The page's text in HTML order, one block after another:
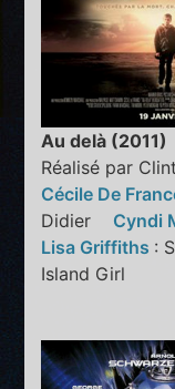
Au delà (2011)
Réalisé par
Cécile De
Didier Cyndi
Lisa Griffiths :
Island Girl